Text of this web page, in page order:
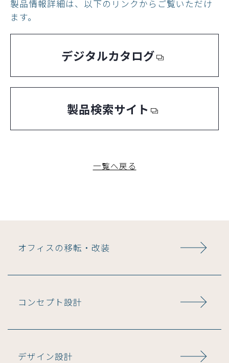
製品情報詳細は、以下のリンクからご覧いただけ
ます。
デジタルカタログ
製品検索サイト
一覧へ戻る
オフィスの移転・改装
コンセプト設計
デザイン設計